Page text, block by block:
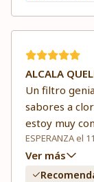
ALCALA
Un filtro
sabores a
estoy muy
ESPERANZA el
Ver más